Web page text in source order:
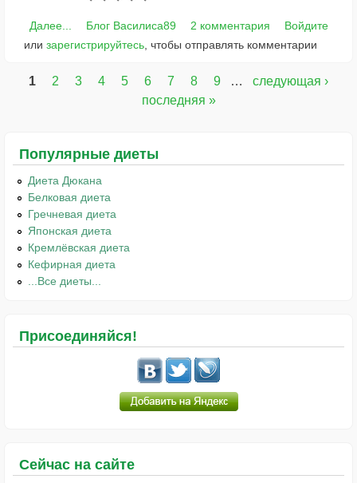
Далее... Блог Василиса89 2 комментария
Войдите
или зарегистрируйтесь, чтобы отправлять комментарии
1 2 3 4 5 6 7 8 9 …
следующая ›
последняя »
Популярные диеты
Диета Дюкана
Белковая диета
Гречневая диета
Японская диета
Кремлёвская диета
Кефирная диета
...Все диеты...
Присоединяйся!
Сейчас на сайте